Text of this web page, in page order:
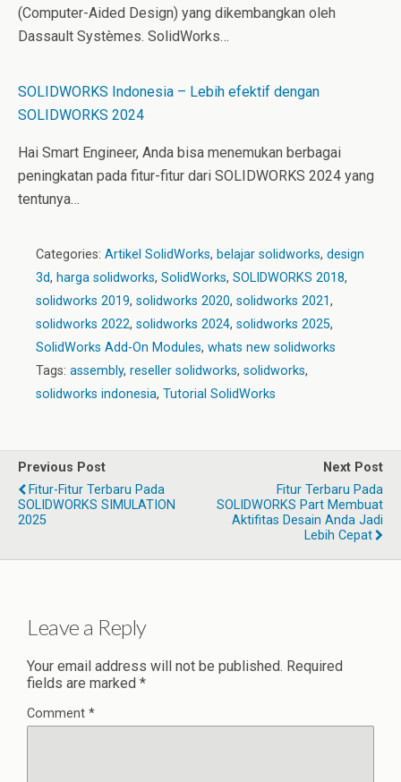
(Computer-Aided Design) yang dikembangkan oleh
Dassault Systèmes. SolidWorks…
SOLIDWORKS Indonesia – Lebih efektif dengan
SOLIDWORKS 2024
Hai Smart Engineer, Anda bisa menemukan berbagai
peningkatan pada fitur-fitur dari SOLIDWORKS 2024 yang
tentunya…
Categories: Artikel SolidWorks, belajar solidworks, design
3d, harga solidworks, SolidWorks, SOLIDWORKS 2018,
solidworks 2019, solidworks 2020, solidworks 2021,
solidworks 2022, solidworks 2024, solidworks 2025,
SolidWorks Add-On Modules, whats new solidworks
Tags: assembly, reseller solidworks, solidworks,
solidworks indonesia, Tutorial SolidWorks
Previous Post
Fitur-Fitur Terbaru Pada
SOLIDWORKS SIMULATION
2025
Next Post
Fitur Terbaru Pada
SOLIDWORKS Part Membuat
Aktifitas Desain Anda Jadi
Lebih Cepat
Leave a Reply
Your email address will not be published. Required
fields are marked *
Comment *